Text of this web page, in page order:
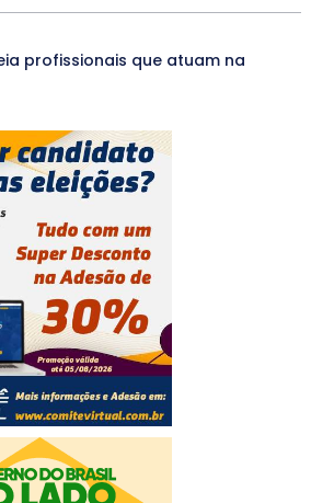
profissionais que atuam na